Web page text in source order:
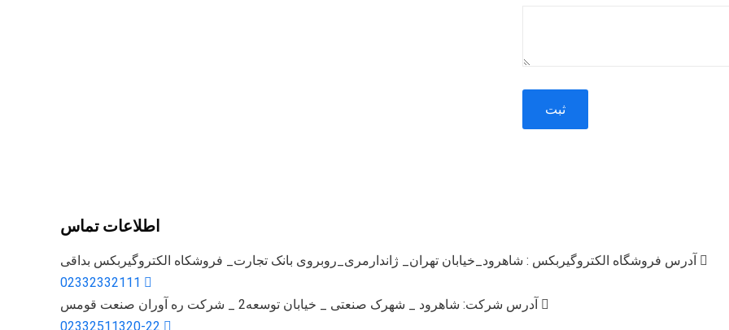
اطلاعات تماس
آدرس فروشگاه الکتروگیربکس : شاهرود_خیابان تهران_ ژاندارمری_روبروی بانک تجارت_ فروشکاه الکتروگیربکس بداقی
02332332111
آدرس شرکت: شاهرود _ شهرک صنعتی _ خیابان توسعه2 _ شرکت ره آوران صنعت قومس
02332511320-22